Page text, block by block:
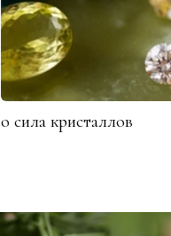
о сила кристаллов